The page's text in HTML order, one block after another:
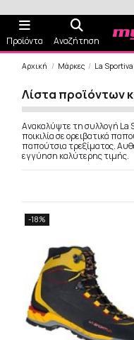
Προϊόντα Αναζήτηση
Αρχική Μάρκες La Sportiva
Λίστα προϊόντων
Ανακαλύψτε τη συλλογή La
ποικιλία σε ορειβατικά
παπούτσια τρεξίματος.
εγγύηση καλύτερης τιμής.
-18%